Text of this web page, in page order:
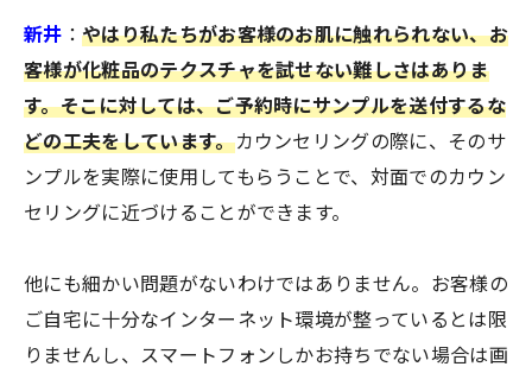
新井 ： やはり私たちがお客様のお肌に触れられない、お
客様が化粧品のテクスチャを試せない難しさはありま
す。そこに対しては、ご予約時にサンプルを送付するな
どの工夫をしています。カウンセリングの際に、そのサ
ンプルを実際に使用してもらうことで、対面でのカウン
セリングに近づけることができます。
他にも細かい問題がないわけではありません。お客様の
ご自宅に十分なインターネット環境が整っているとは限
りませんし、スマートフォンしかお持ちでない場合は画